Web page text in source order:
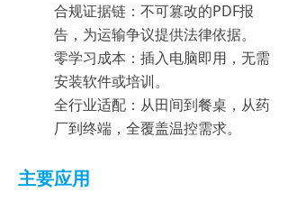
合规证据链：不可篡改的PDF报
告，为运输争议提供法律依据。
零学习成本：插入电脑即用，无需
安装软件或培训。
全行业适配：从田间到餐桌，从药
厂到终端，全覆盖温控需求。
主要应用